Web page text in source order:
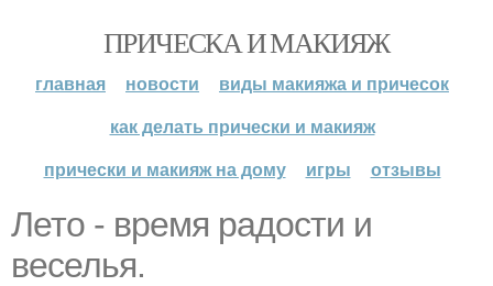
ПРИЧЕСКА И МАКИЯЖ
главная новости
виды макияжа и причесок
как делать прически и макияж
прически и макияж на дому
игры отзывы
Лето - время радости и
веселья.